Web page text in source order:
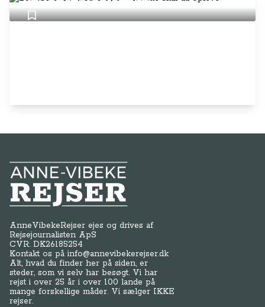
Anne-Vibeke Rejser
AnneVibekeRejser ejes og drives af
Rejsejournalisten ApS
CVR: DK26185254
Kontakt os påinfo@annevibekerejser.dk
Alt, hvad du finder her på siden, er
steder, som vi selv har besøgt. Vi har
rejst i over 25 år i over 100 lande på
mange forskellige måder. Vi sælger IKKE
rejser.